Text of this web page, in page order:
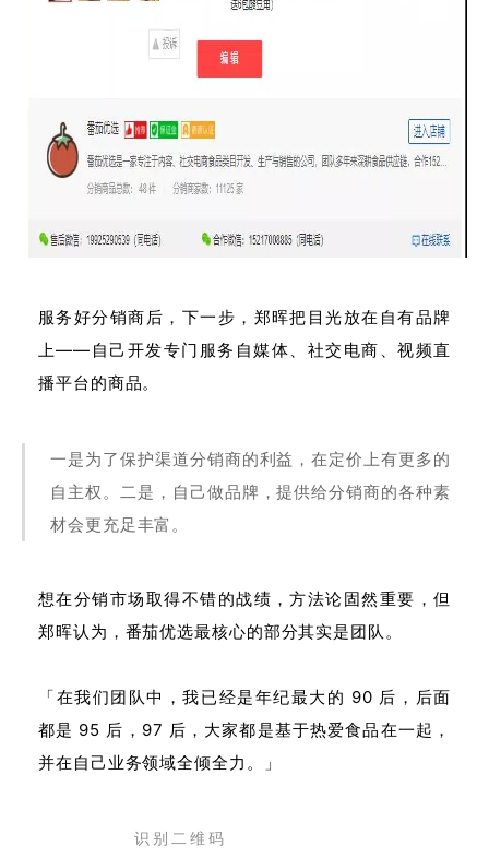
服务好分销商后，下一步，郑晖把目光放在自有品牌
上—— 自己开发专门服务自媒体、社交电商、视频直
播平台的商品。
一是为了保护渠道分销商的利益，在定价上有更多的
自主权。二是，自己做品牌，提供给分销商的各种素
材会更充足丰富。
想在分销市场取得不错的战绩，方法论固然重要，但
郑晖认为，番茄优选最核心的部分其实是团队。
「在我们团队中，我已经是年纪最大的 90 后，后面
都是 95 后，97 后，大家都是基于热爱食品在一起，
并在自己业务领域全倾全力。」
识别二维码